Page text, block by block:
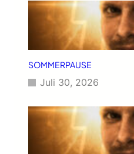
SOMMERPAUSE
Juli 30, 2026